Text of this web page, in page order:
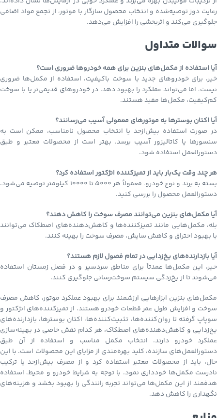
رعایت دوز توصیه‌شده و انتخاب محصول سازگار با موتور، از تجمع مواد اضافی
جلوگیری می‌کند و اثربخشی را افزایش می‌دهد.
سوالات متداول
آیا استفاده از مکمل‌های بنزین برای همه خودروها ضروری است؟
خیر، برای خودروهای جدید با سوخت باکیفیت، استفاده از مکمل‌ها ضروری
نیست، اما می‌تواند عملکرد را بهبود دهد. در خودروهای قدیمی‌تر یا با سوخت
کم‌کیفیت، مکمل‌ها مفید هستند.
آیا اکتان بوسترها به موتورهای معمولی آسیب می‌رسانند؟
در صورت استفاده بیش‌ازحد یا انتخاب محصول نامناسب، ممکن است به
سنسورها یا کاتالیزور آسیب برسد. بهتر است از محصولات معتبر و طبق
دستورالعمل استفاده شود.
هر چند وقت یک‌بار باید از تمیزکننده انژکتور استفاده کرد؟
بسته به برند و نوع خودرو، معمولاً هر ۵۰۰۰ تا ۱۰۰۰۰ کیلومتر توصیه می‌شود.
دستورالعمل محصول را بررسی کنید.
آیا مکمل‌های بنزین می‌توانند مصرف سوخت را کاهش دهند؟
بله، مکمل‌هایی مانند تمیزکننده‌ها و کاهش‌دهنده‌های اصطکاک می‌توانند
با بهبود احتراق و کاهش سایش، مصرف سوخت را بهینه کنند.
آیا بازدارنده‌های یخ‌زدایی در تمام فصول لازم هستند؟
خیر، این مکمل‌ها عمدتاً برای مناطق سردسیر و در فصل زمستان استفاده
می‌شوند تا از یخ‌زدگی سیستم سوخت‌رسانی جلوگیری کنند.
مکمل‌های بنزین ابزارهایی ارزشمند برای بهبود عملکرد موتور، کاهش مصرف
سوخت و افزایش طول عمر قطعات خودرو هستند. از تمیزکننده‌های انژکتور و
سوپاپ گرفته تا روان‌کننده‌ها، تثبیت‌کننده‌ها، اکتان بوسترها، بازدارنده‌های
یخ‌زدایی و کاهش‌دهنده‌های اصطکاک، هر کدام نقش خاصی در بهینه‌سازی
عملکرد خودرو دارند. انتخاب مکمل مناسب و استفاده از آن طبق
دستورالعمل‌های سازنده، کلید بهره‌مندی از مزایای این محصولات است. با این
حال، باید از محصولات معتبر استفاده کرد و از مصرف بیش‌ازحد یا ترکیب
نادرست مکمل‌ها خودداری نمود. با توجه به شرایط خودرو و محیط، استفاده
هدفمند از این مکمل‌ها می‌تواند تجربه رانندگی را بهبود بخشد و هزینه‌های
نگهداری را کاهش دهد.